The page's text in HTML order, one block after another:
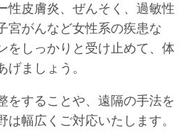
性皮膚炎、ぜんそく、過敏性
宮がんなど女性系の疾患な
をしっかりと受け止めて、体
げましょう。
をすることや、遠隔の手法を
は幅広くご対応いたします。